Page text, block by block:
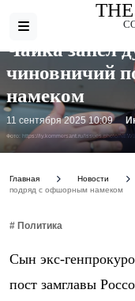
Фото: https://iy.kommersant.ru/Issues.photo/
Чайка запел
чиновничий
намеком
11 сентября 2025 10:09
Главная Новости
подряд с офшорным намеком
# Политика
Сын экс-
пост замглавы